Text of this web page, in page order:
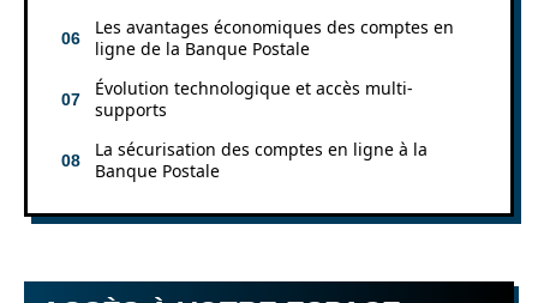
Les avantages économiques des comptes en
ligne de la Banque Postale
Évolution technologique et accès multi-
supports
La sécurisation des comptes en ligne à la
Banque Postale